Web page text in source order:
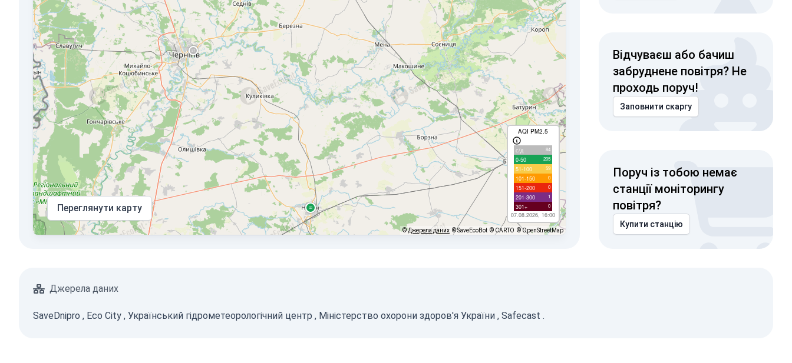
AQI PM2.5
с/д 84
0-50 205
51-100 59
101-150 0
151-200 0
201-300 1
301+ 0
07.08.2026, 16:00
Переглянути карту
©Джерела даних © SaveEcoBot © CARTO © OpenStreetMap
Відчуваєш або бачиш
забруднене повітря? Не
проходь поруч!
Заповнити скаргу
Поруч із тобою немає
станції моніторингу
повітря?
Купити станцію
Джерела даних
SaveDnipro , Eco City , Український гідрометеорологічний центр , Міністерство охорони здоров'я України , Safecast .